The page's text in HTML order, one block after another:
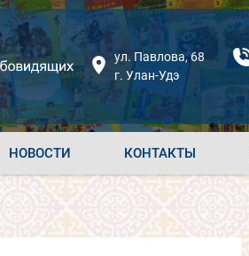
ул. Павлова, 68
г. Улан-Удэ
НОВОСТИ КОНТАКТЫ